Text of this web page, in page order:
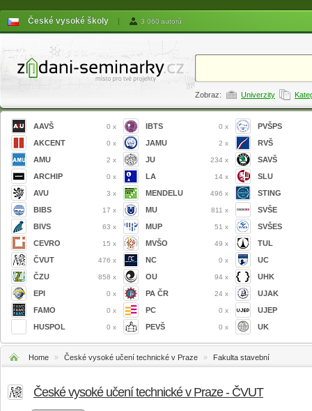
České vysoké školy | 3 060 autorů
Zobraz: Univerzity
AAVŠ 0 x
AKCENT 0 x
AMU 2 x
ARCHIP 0 x
AVU 3 x
BIBS 17 x
BIVS 63 x
CEVRO 15 x
ČVUT 476 x
ČZU 858 x
EPI 0 x
FAMO 0 x
HUSPOL 0 x
IBTS 0 x
JAMU 2 x
JU 234 x
LA 14 x
MENDELU 496 x
MU 811 x
MUP 51 x
MVŠO 49 x
NC 0 x
OU 94 x
PA ČR 24 x
PC 0 x
PEVŠ 0 x
PVŠPS
RVŠ
SAVŠ
SLU
STING
SVŠE
SVŠES
TUL
UC
UHK
UJAK
UJEP
UK
Home » České vysoké učení technické v Praze » Fakulta stavební
České vysoké učení technické v Praze - ČVUT